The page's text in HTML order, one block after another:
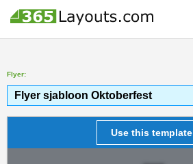
Flyer:
Flyer sjabloon Oktoberfest
Use this template